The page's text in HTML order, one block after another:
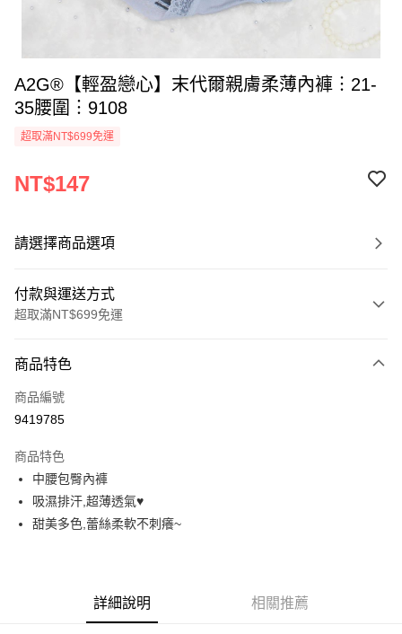
A2G®【輕盈戀心】末代爾親膚柔薄內褲︙21-
35腰圍︙9108
超取滿NT$699免運
NT$147
請選擇商品選項
付款與運送方式
超取滿NT$699免運
信用卡一次付款
超商取貨付款
街口支付
悠遊付
AFTEE先享後付是「在收到商品之後才付款」的支付方式。 讓您購物簡單
商品特色
商品編號
9419785
商品特色
中腰包臀內褲
吸濕排汗,超薄透氣♥️
甜美多色,蕾絲柔軟不刺癢~
詳細說明 相關推薦